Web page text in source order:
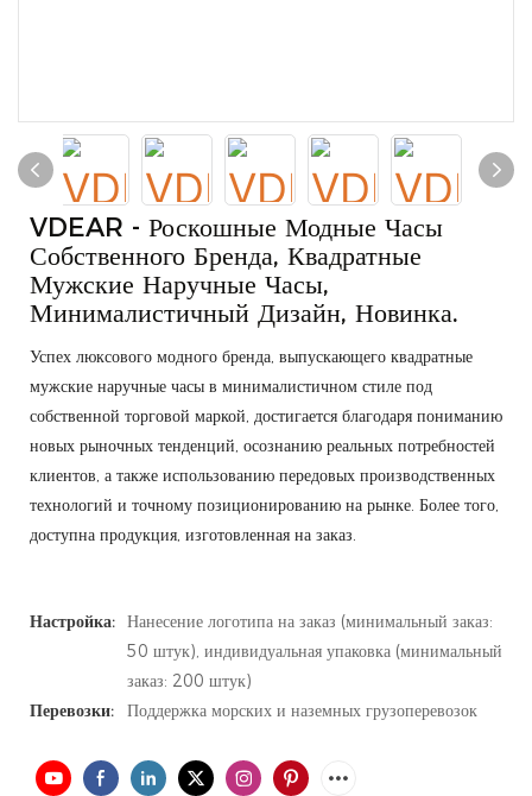
VDEAR - Роскошные Модные Часы
Собственного Бренда, Квадратные
Мужские Наручные Часы,
Минималистичный Дизайн, Новинка.
Успех люксового модного бренда, выпускающего квадратные
мужские наручные часы в минималистичном стиле под
собственной торговой маркой, достигается благодаря пониманию
новых рыночных тенденций, осознанию реальных потребностей
клиентов, а также использованию передовых производственных
технологий и точному позиционированию на рынке. Более того,
доступна продукция, изготовленная на заказ.
Настройка: Нанесение логотипа на заказ (минимальный заказ:
50 штук), индивидуальная упаковка (минимальный
заказ: 200 штук)
Перевозки:
Поддержка морских и наземных грузоперевозок